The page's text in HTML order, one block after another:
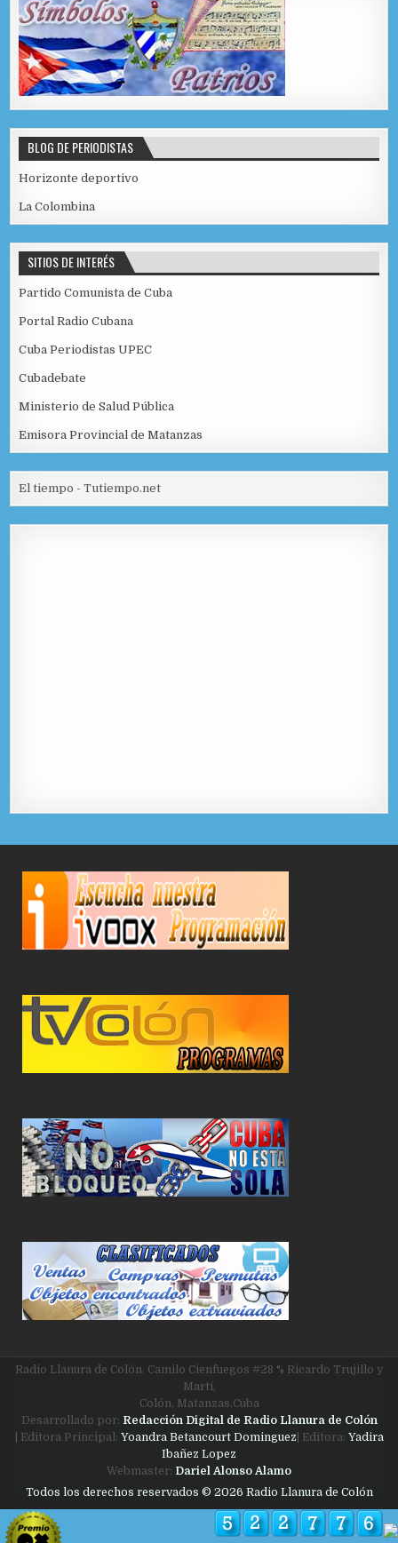
BLOG DE PERIODISTAS
Horizonte deportivo
La Colombina
SITIOS DE INTERÉS
Partido Comunista de Cuba
Portal Radio Cubana
Cuba Periodistas UPEC
Cubadebate
Ministerio de Salud Pública
Emisora Provincial de Matanzas
El tiempo - Tutiempo.net
Radio Llanura de Colón. Camilo Cienfuegos #28 % Ricardo Trujillo y
Martí,
Colón, Matanzas,Cuba
Desarrollado por: Redacción Digital de Radio Llanura de Colón
| Editora Principal: Yoandra Betancourt Dominguez | Editora: Yadira
Ibañez Lopez
Webmaster: Dariel Alonso Alamo
Todos los derechos reservados © 2026 Radio Llanura de Colón